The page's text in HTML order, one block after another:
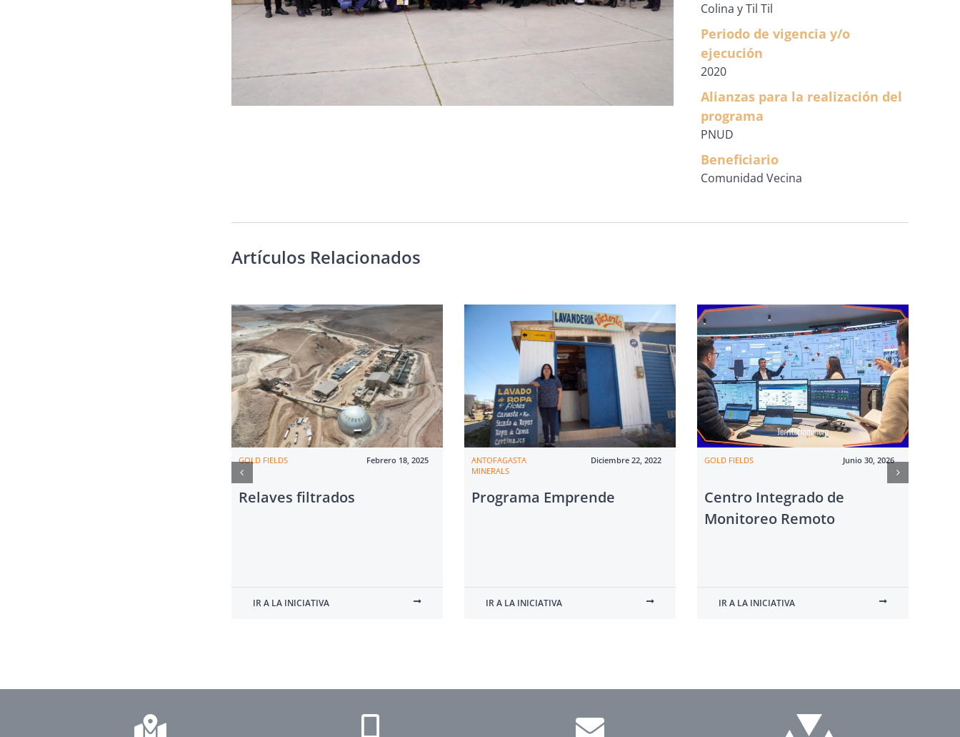
Colina y Til Til
Periodo de vigencia y/o
ejecución
2020
Alianzas para la realización del
programa
PNUD
Beneficiario
Comunidad Vecina
Artículos Relacionados
GOLD FIELDS Febrero 18, 2025
Relaves filtrados
IR A LA INICIATIVA
ANTOFAGASTA
MINERALS
Diciembre 22, 2022
Programa Emprende
IR A LA INICIATIVA
GOLD FIELDS Junio 30, 2026
Centro Integrado de
Monitoreo Remoto
IR A LA INICIATIVA